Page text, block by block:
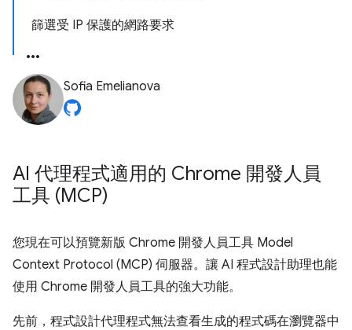
篩選受 IP 保護的網路要求
Sofia Emelianova
AI 代理程式適用的 Chrome 開發人員
工具 (MCP)
您現在可以預覽新版 Chrome 開發人員工具 Model
Context Protocol (MCP) 伺服器。讓 AI 程式設計助理也能
使用 Chrome 開發人員工具的強大功能。
先前，程式設計代理程式無法查看生成的程式碼在瀏覽器中